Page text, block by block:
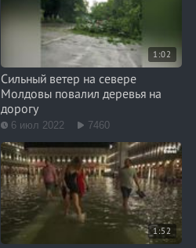
1:02
Сильный ветер на севере
Молдовы повалил деревья на
дорогу
6 июл 2022 7460
1:52